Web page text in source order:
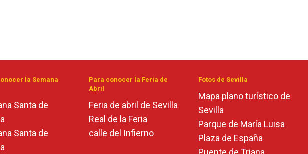
la Semana
Santa de
Santa de
Para conocer la Feria de
Abril
Feria de abril de Sevilla
Real de la Feria
calle del Infierno
Fotos de Sevilla
Mapa plano turístico de
Sevilla
Parque de María Luisa
Plaza de España